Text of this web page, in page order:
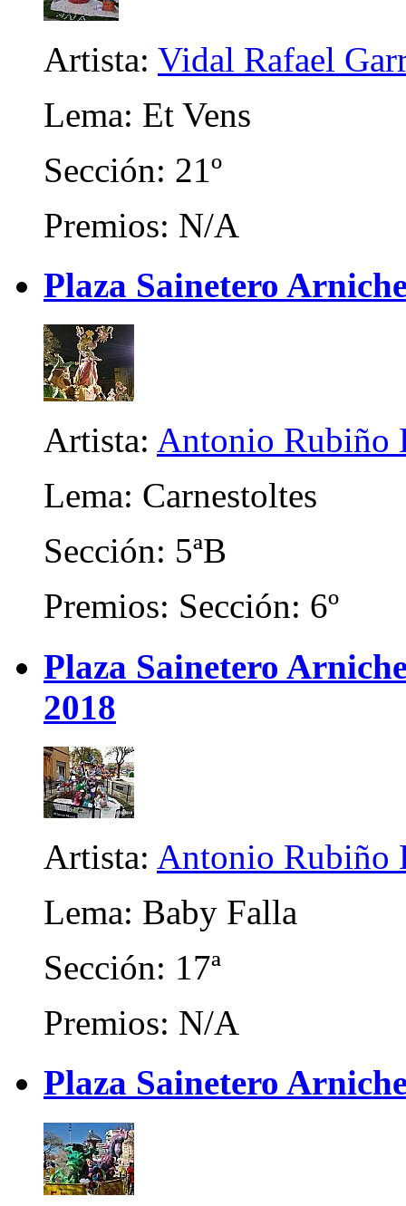
Artista: Vidal Rafael
Lema: Et Vens
Sección: 21º
Premios: N/A
Plaza Sainetero
Artista: Antonio Rubiño
Lema: Carnestoltes
Sección: 5ªB
Premios: Sección: 6º
Plaza Sainetero
2018
Artista: Antonio Rubiño
Lema: Baby Falla
Sección: 17ª
Premios: N/A
Plaza Sainetero